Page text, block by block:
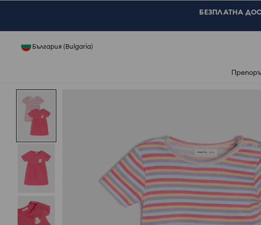
БЕЗПЛАТНА
България (Bulgaria)